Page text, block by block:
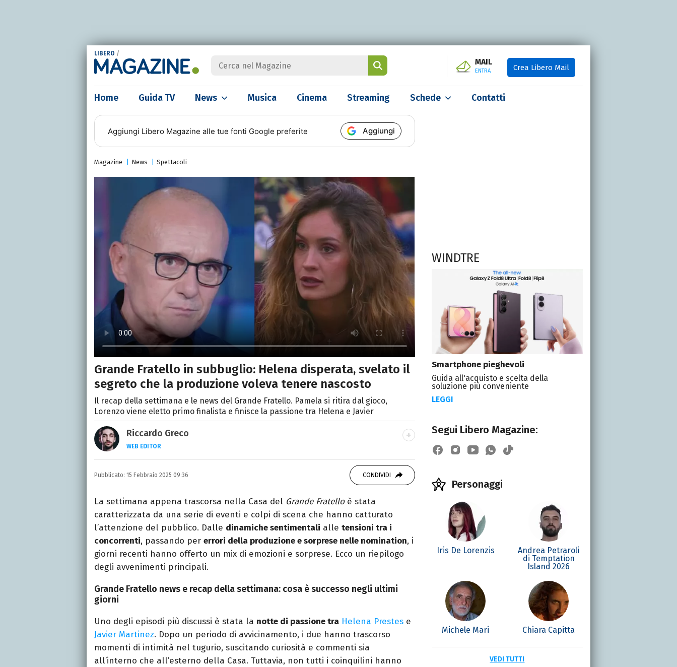
LIBERO /
MAIL
ENTRA Crea Libero Mail
Home Guida TV News Musica Cinema Streaming Schede Contatti
Aggiungi Libero Magazine alle tue fonti Google preferite Aggiungi
Magazine News Spettacoli
Grande Fratello in subbuglio: Helena disperata, svelato il
segreto che la produzione voleva tenere nascosto
Il recap della settimana e le news del Grande Fratello. Pamela si ritira dal gioco,
Lorenzo viene eletto primo finalista e finisce la passione tra Helena e Javier
Riccardo Greco
WEB EDITOR
LINKEDIN
Si avvicina all'editoria studiando all'IED come Fashion Editor. Si
specializza poi in Comunicazione digitale, Giornalismo e Nuovi media
presso La Sapienza, collaborando con alcune testate ed uffici stampa.
Pubblicato: 15 Febbraio 2025 09:36 CONDIVIDI
La settimana appena trascorsa nella Casa del Grande Fratelloè stata
caratterizzata da una serie di eventi e colpi di scena che hanno catturato
l’attenzione del pubblico. Dalle dinamiche sentimentali alle tensioni tra i
concorrenti, passando per errori della produzione e sorprese nelle nomination, i
giorni recenti hanno offerto un mix di emozioni e sorprese. Ecco un riepilogo
degli avvenimenti principali.
Grande Fratello news e recap della settimana: cosa è successo negli ultimi
giorni
Uno degli episodi più discussi è stata la notte di passione tra Helena Prestes e
Javier Martinez. Dopo un periodo di avvicinamento, i due hanno trascorso
momenti di intimità nel tugurio, suscitando curiosità e commenti sia
all’interno che all’esterno della Casa. Tuttavia, non tutti i coinquilini hanno
WINDTRE
Smartphone pieghevoli
Guida all'acquisto e scelta della
soluzione più conveniente
LEGGI
Segui Libero Magazine:
Personaggi
Iris De Lorenzis
Andrea Petraroli
di Temptation
Island 2026
Michele Mari Chiara Capitta
VEDI TUTTI